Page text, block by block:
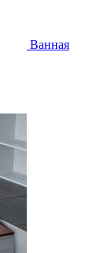
Ванная